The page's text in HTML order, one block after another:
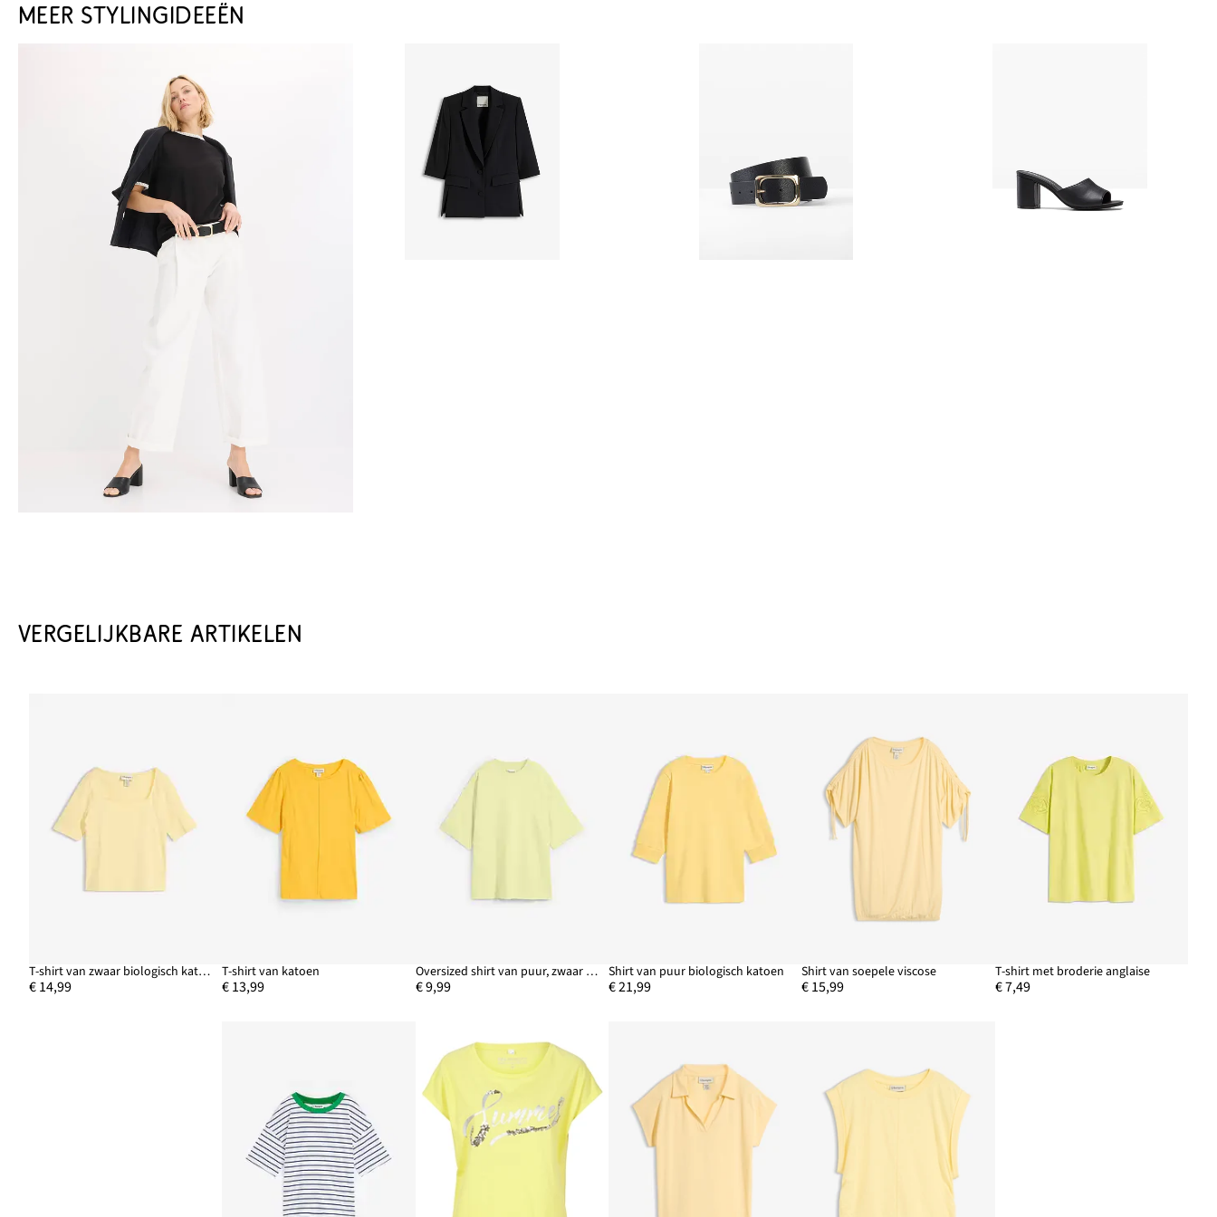
MEER STYLINGIDEEËN
VERGELIJKBARE ARTIKELEN
T-shirt van zwaar biologisch katoen
€ 14,99
T-shirt van katoen
€ 13,99
Oversized shirt van puur, zwaar biologisch katoen
€ 9,99
Shirt van puur biologisch katoen
€ 21,99
Shirt van soepele viscose
€ 15,99
T-shirt met broderie anglaise
€ 7,49